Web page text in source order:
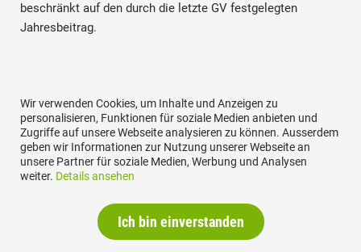
beschränkt auf den durch die letzte GV festgelegten
Jahresbeitrag.
Auflösung
Art. 23 Statutenänderung
Die Statuten können durch die GV mit einer
Zweidrittelmehrheit abgeändert werden, sofern die Revision
Wir verwenden Cookies, um Inhalte und Anzeigen zu
personalisieren, Funktionen für soziale Medien anbieten und
Zugriffe auf unsere Webseite analysieren zu können. Ausserdem
geben wir Informationen zur Nutzung unserer Webseite an
unsere Partner für soziale Medien, Werbung und Analysen
weiter. Details ansehen
Ich bin einverstanden